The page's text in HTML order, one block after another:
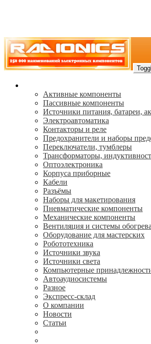
Активные компоненты
Пассивные компоненты
Источники питания, батареи,
Электроавтоматика
Контакторы и реле
Предохранители и наборы
Переключатели, тумблеры
Трансформаторы,
Oптоэлектроника
Корпуса приборные
Кабели
Разъёмы
Наборы для макетирования
Пневматические компоненты
Механические компоненты
Вентиляция и системы обогрева
Оборудование для мастерских
Робототехника
Источники звука
Источники света
Компьютерные
Автоаудиосистемы
Разное
Экспресс-склад
О компании
Новости
Статьи